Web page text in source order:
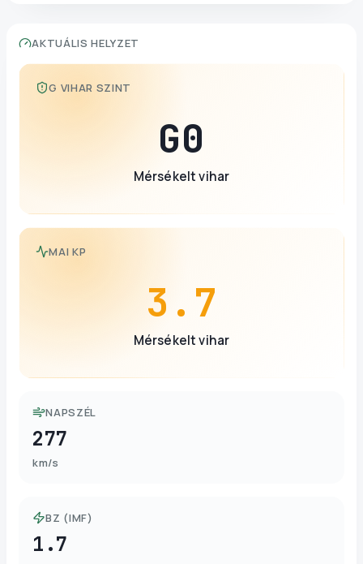
AKTUÁLIS HELYZET
G VIHAR SZINT
G0
Mérsékelt vihar
MAI KP
3.7
Mérsékelt vihar
NAPSZÉL
277
km/s
BZ (IMF)
1.7